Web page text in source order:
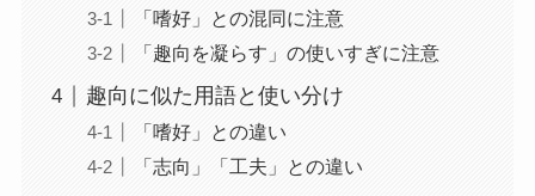
「嗜好」との混同に注意
「趣向を凝らす」の使いすぎに注意
趣向に似た用語と使い分け
「嗜好」との違い
「志向」「工夫」との違い